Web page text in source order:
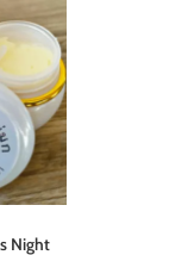
Night